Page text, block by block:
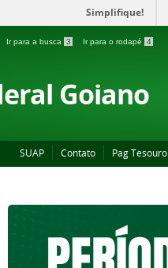
Simplifique!
Ir para a busca 3 Ir para o rodapé 4
Goiano
SUAP Contato Pag Tesouro